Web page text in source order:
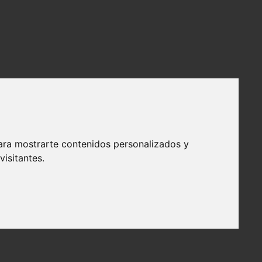
mostrarte contenidos personalizados y